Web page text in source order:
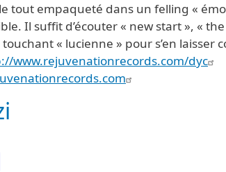
tout empaqueté dans un felling «
Il suffit d’écouter « new start », «
« lucienne » pour s’en laisser
www.rejuvenationrecords.com/dyc